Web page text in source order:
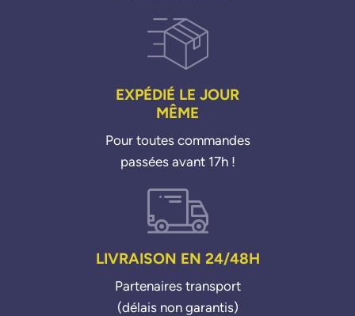
EXPÉDIÉ LE JOUR
MÊME
Pour toutes commandes
passées avant 17h !
LIVRAISON EN 24/48H
Partenaires transport
(délais non garantis)